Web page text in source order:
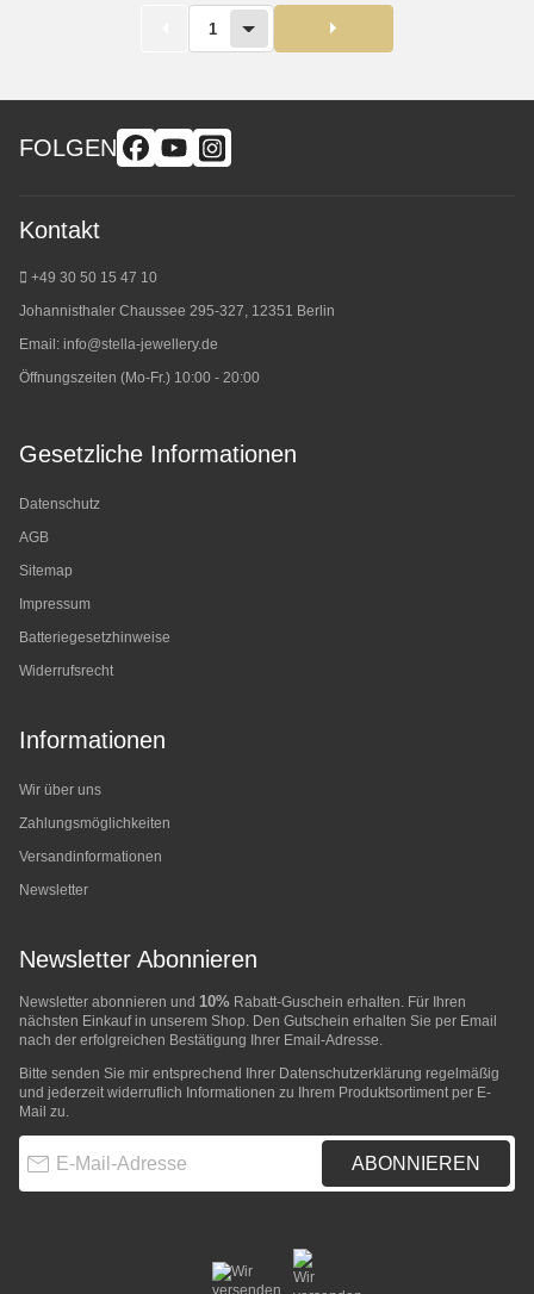
1
FOLGEN
Kontakt
+49 30 50 15 47 10
Johannisthaler Chaussee 295-327, 12351 Berlin
Email: info@stella-jewellery.de
Öffnungszeiten (Mo-Fr.) 10:00 - 20:00
Gesetzliche Informationen
Datenschutz
AGB
Sitemap
Impressum
Batteriegesetzhinweise
Widerrufsrecht
Informationen
Wir über uns
Zahlungsmöglichkeiten
Versandinformationen
Newsletter
Newsletter Abonnieren
Newsletter abonnieren und 10% Rabatt-Guschein erhalten. Für Ihren
nächsten Einkauf in unserem Shop. Den Gutschein erhalten Sie per Email
nach der erfolgreichen Bestätigung Ihrer Email-Adresse.
Bitte senden Sie mir entsprechend Ihrer Datenschutzerklärung regelmäßig
und jederzeit widerruflich Informationen zu Ihrem Produktsortiment per E-
Mail zu.
ABONNIEREN